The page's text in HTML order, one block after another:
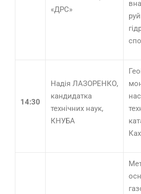
«ДРС»
14:30
Надія ЛАЗОРЕНКО,
кандидатка
технічних наук,
КНУБА